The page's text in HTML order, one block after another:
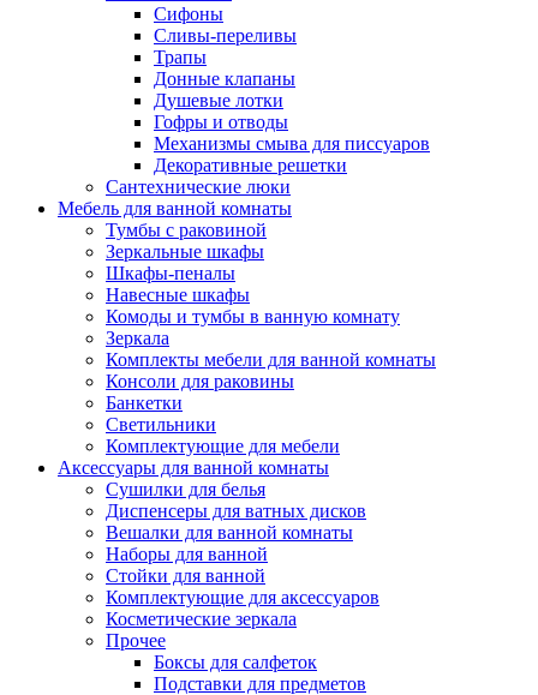
Сифоны
Сливы-переливы
Трапы
Донные клапаны
Душевые лотки
Гофры и отводы
Механизмы смыва для писсуаров
Декоративные решетки
Сантехнические люки
Мебель для ванной комнаты
Тумбы с раковиной
Зеркальные шкафы
Шкафы-пеналы
Навесные шкафы
Комоды и тумбы в ванную комнату
Зеркала
Комплекты мебели для ванной комнаты
Консоли для раковины
Банкетки
Светильники
Комплектующие для мебели
Аксессуары для ванной комнаты
Сушилки для белья
Диспенсеры для ватных дисков
Вешалки для ванной комнаты
Наборы для ванной
Стойки для ванной
Комплектующие для аксессуаров
Косметические зеркала
Прочее
Боксы для салфеток
Подставки для предметов